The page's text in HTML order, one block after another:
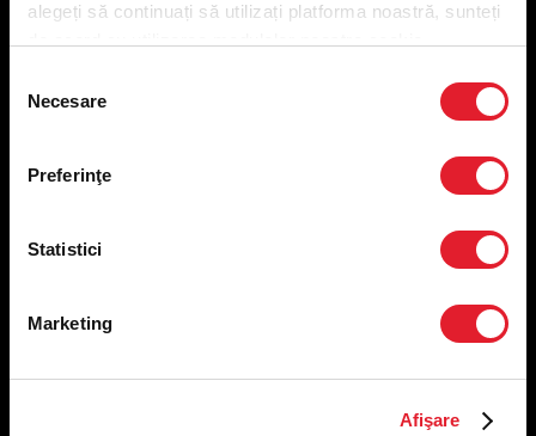
alegeți să continuați să utilizați platforma noastră, sunteți
consimțământului
Necesare
Preferinţe
Statistici
Marketing
Afişare
Utile
Politica privind prelucrarea datelor
Preferințe cookies